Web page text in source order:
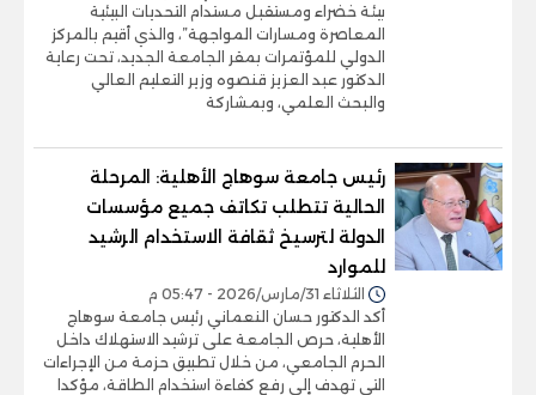
بيئة خضراء ومستقبل مستدام التحديات البيئية
المعاصرة ومسارات المواجهة”، والذي أقيم بالمركز
الدولي للمؤتمرات بمقر الجامعة الجديد، تحت رعاية
الدكتور عبد العزيز قنصوه وزير التعليم العالي
والبحث العلمي، وبمشاركة
رئيس جامعة سوهاج الأهلية: المرحلة
الحالية تتطلب تكاتف جميع مؤسسات
الدولة لترسيخ ثقافة الاستخدام الرشيد
للموارد
الثلاثاء 31/مارس/2026 - 05:47 م
أكد الدكتور حسان النعماني رئيس جامعة سوهاج
الأهلية، حرص الجامعة على ترشيد الاستهلاك داخل
الحرم الجامعي، من خلال تطبيق حزمة من الإجراءات
التي تهدف إلى رفع كفاءة استخدام الطاقة، مؤكدا